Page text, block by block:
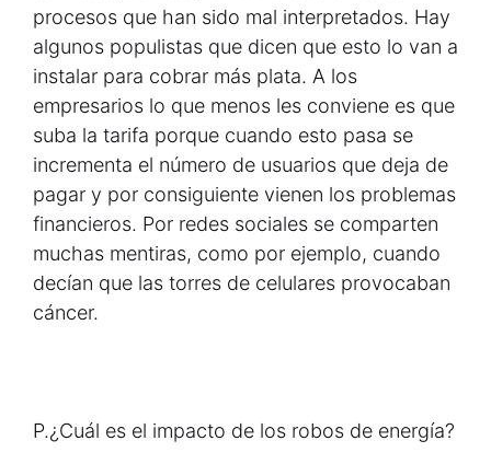
procesos que han sido mal interpretados. Hay
algunos populistas que dicen que esto lo van a
instalar para cobrar más plata. A los
empresarios lo que menos les conviene es que
suba la tarifa porque cuando esto pasa se
incrementa el número de usuarios que deja de
pagar y por consiguiente vienen los problemas
financieros. Por redes sociales se comparten
muchas mentiras, como por ejemplo, cuando
decían que las torres de celulares provocaban
cáncer.
P.¿Cuál es el impacto de los robos de energía?